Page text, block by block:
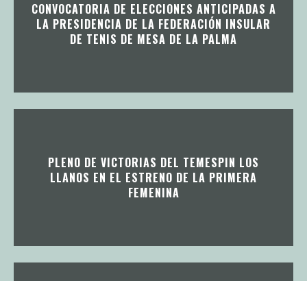
CONVOCATORIA DE ELECCIONES ANTICIPADAS A
LA PRESIDENCIA DE LA FEDERACIÓN INSULAR
DE TENIS DE MESA DE LA PALMA
PLENO DE VICTORIAS DEL TEMESPIN LOS
LLANOS EN EL ESTRENO DE LA PRIMERA
FEMENINA